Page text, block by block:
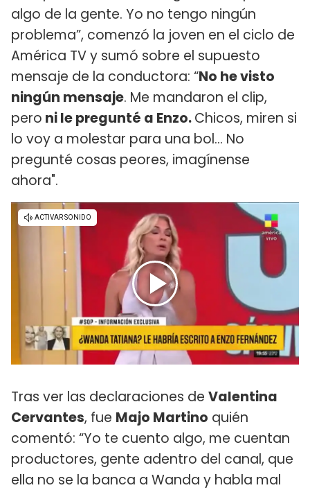
algo de la gente. Yo no tengo ningún
problema”, comenzó la joven en el ciclo de
América TV y sumó sobre el supuesto
mensaje de la conductora: “No he visto
ningún mensaje. Me mandaron el clip,
pero ni le pregunté a Enzo.Chicos, miren si
lo voy a molestar para una bol... No
pregunté cosas peores, imagínense
ahora".
Tras ver las declaraciones de Valentina
Cervantes, fue Majo Martino quién
comentó: “Yo te cuento algo, me cuentan
productores, gente adentro del canal, que
ella no se la banca a Wanda y habla mal